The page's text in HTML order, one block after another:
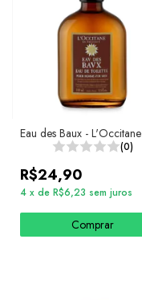
Eau des Baux - L'Occitane
(0)
R$24,90
4 x de R$6,23 sem juros
Comprar